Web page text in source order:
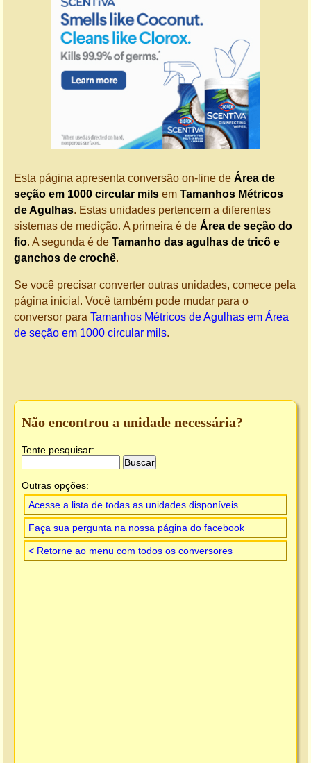
Esta página apresenta conversão on-line de Área de
seção em 1000 circular mils em Tamanhos Métricos
de Agulhas. Estas unidades pertencem a diferentes
sistemas de medição. A primeira é de Área de seção do
fio. A segunda é de Tamanho das agulhas de tricô e
ganchos de crochê.
Se você precisar converter outras unidades, comece pela
página inicial. Você também pode mudar para o
conversor para Tamanhos Métricos de Agulhas em Área
de seção em 1000 circular mils.
Não encontrou a unidade necessária?
Tente pesquisar:
Outras opções:
Acesse a lista de todas as unidades disponíveis
Faça sua pergunta na nossa página do facebook
< Retorne ao menu com todos os conversores